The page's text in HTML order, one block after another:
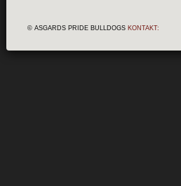
© ASGARDS PRIDE BULLDOGS KONTAKT: